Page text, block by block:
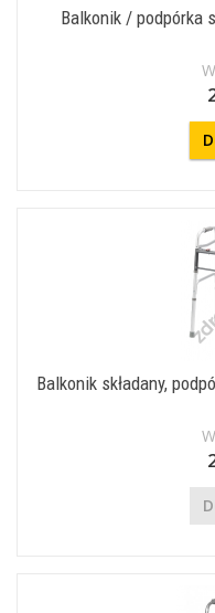
Balkonik / podpórka
Balkonik składany,